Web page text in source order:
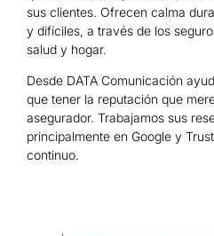
sus clientes. Ofrecen calma
y difíciles, a través de los
salud y hogar.
Desde DATA Comunicación
que tener la reputación que
asegurador. Trabajamos sus
principalmente en Google y
continuo.